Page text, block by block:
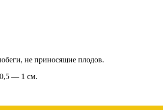
не приносящие плодов.
0,5 — 1 см.